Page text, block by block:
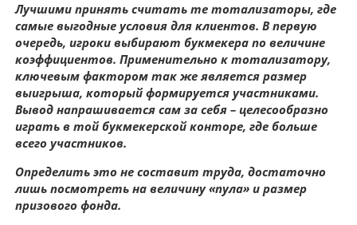
Лучшими принять считать те тотализаторы, где
самые выгодные условия для клиентов. В первую
очередь, игроки выбирают букмекера по величине
коэффициентов. Применительно к тотализатору,
ключевым фактором так же является размер
выигрыша, который формируется участниками.
Вывод напрашивается сам за себя – целесообразно
играть в той букмекерской конторе, где больше
всего участников.
Определить это не составит труда, достаточно
лишь посмотреть на величину «пула» и размер
призового фонда.